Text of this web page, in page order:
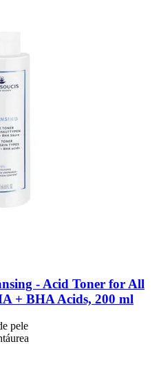
-​ Acid Toner for All
+ BHA Acids, 200 ml
pele